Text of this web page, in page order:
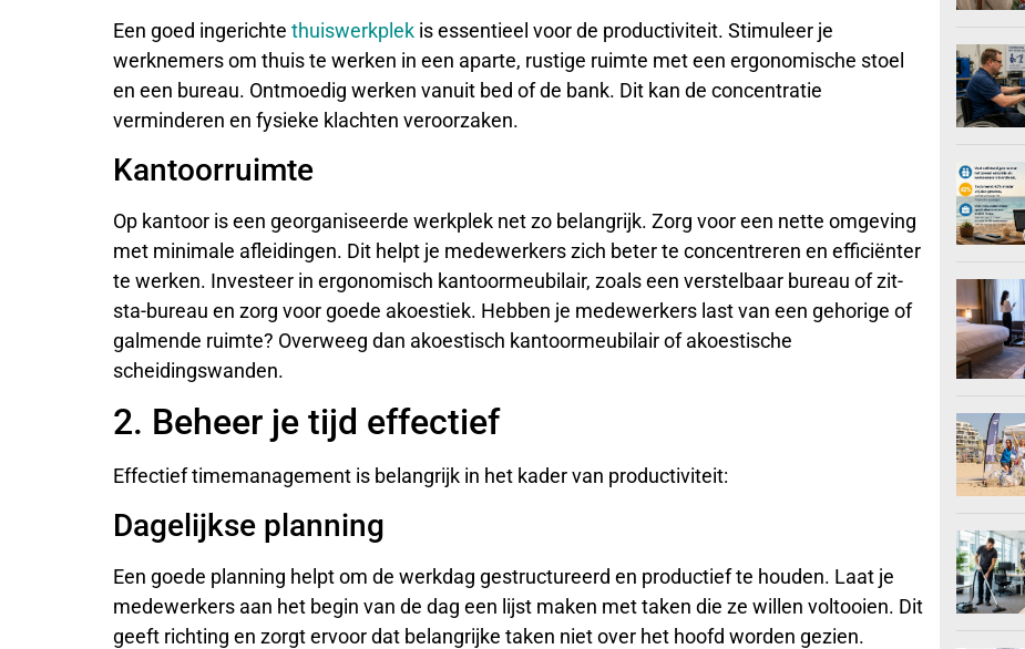
Een goed ingerichte thuiswerkplek is essentieel voor de productiviteit. Stimuleer je
werknemers om thuis te werken in een aparte, rustige ruimte met een ergonomische stoel
en een bureau. Ontmoedig werken vanuit bed of de bank. Dit kan de concentratie
verminderen en fysieke klachten veroorzaken.
Kantoorruimte
Op kantoor is een georganiseerde werkplek net zo belangrijk. Zorg voor een nette omgeving
met minimale afleidingen. Dit helpt je medewerkers zich beter te concentreren en efficiënter
te werken. Investeer in ergonomisch kantoormeubilair, zoals een verstelbaar bureau of zit-
sta-bureau en zorg voor goede akoestiek. Hebben je medewerkers last van een gehorige of
galmende ruimte? Overweeg dan akoestisch kantoormeubilair of akoestische
scheidingswanden.
2. Beheer je tijd effectief
Effectief timemanagement is belangrijk in het kader van productiviteit:
Dagelijkse planning
Een goede planning helpt om de werkdag gestructureerd en productief te houden. Laat je
medewerkers aan het begin van de dag een lijst maken met taken die ze willen voltooien. Dit
geeft richting en zorgt ervoor dat belangrijke taken niet over het hoofd worden gezien.